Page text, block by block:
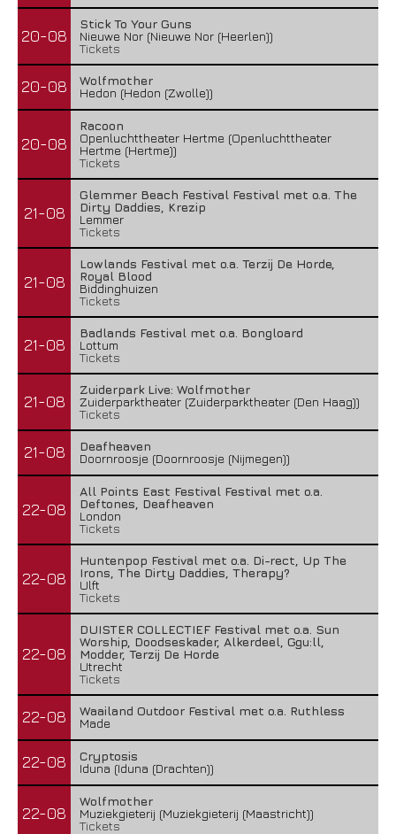
20-08
Stick To Your Guns
Nieuwe Nor (Nieuwe Nor (Heerlen))
Tickets
20-08
Wolfmother
Hedon (Hedon (Zwolle))
20-08
Racoon
Openluchttheater Hertme (Openluchttheater
Hertme (Hertme))
Tickets
21-08
Glemmer Beach Festival Festival met o.a. The
Dirty Daddies, Krezip
Lemmer
Tickets
21-08
Lowlands Festival met o.a. Terzij De Horde,
Royal Blood
Biddinghuizen
Tickets
21-08
Badlands Festival met o.a. Bongloard
Lottum
Tickets
21-08
Zuiderpark Live: Wolfmother
Zuiderparktheater (Zuiderparktheater (Den Haag))
Tickets
21-08
Deafheaven
Doornroosje (Doornroosje (Nijmegen))
22-08
All Points East Festival Festival met o.a.
Deftones, Deafheaven
London
Tickets
22-08
Huntenpop Festival met o.a. Di-rect, Up The
Irons, The Dirty Daddies, Therapy?
Ulft
Tickets
22-08
DUISTER COLLECTIEF Festival met o.a. Sun
Worship, Doodseskader, Alkerdeel, Ggu:ll,
Modder, Terzij De Horde
Utrecht
Tickets
22-08
Waailand Outdoor Festival met o.a. Ruthless
Made
22-08
Cryptosis
Iduna (Iduna (Drachten))
22-08
Wolfmother
Muziekgieterij (Muziekgieterij (Maastricht))
Tickets